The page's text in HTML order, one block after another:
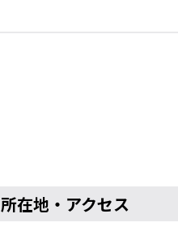
所在地・アクセス